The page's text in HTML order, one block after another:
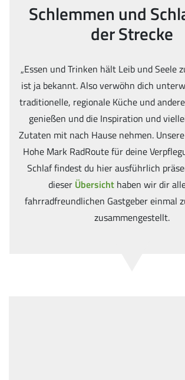
Schlemmen und
der Strecke
„Essen und Trinken hält Leib und Seele
ist ja bekannt. Also verwöhn dich
traditionelle, regionale Küche und
genießen und die Inspiration und
Zutaten mit nach Hause nehmen.
Hohe Mark RadRoute für deine
Schlaf findest du hier ausführlich
dieser Übersicht haben wir dir
fahrradfreundlichen Gastgeber einmal
zusammengestellt.